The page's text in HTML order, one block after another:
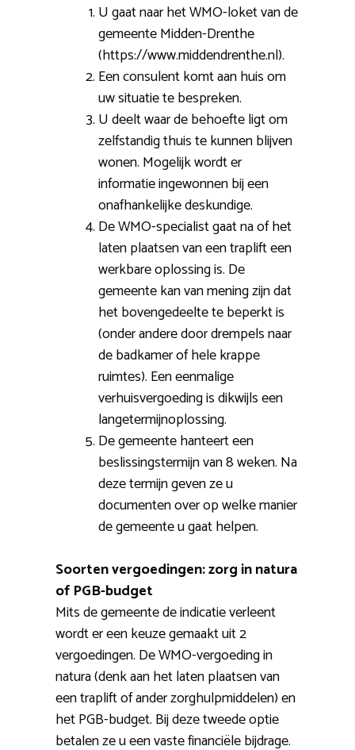
U gaat naar het WMO-loket van de
gemeente Midden-Drenthe
(https://www.middendrenthe.nl).
Een consulent komt aan huis om
uw situatie te bespreken.
U deelt waar de behoefte ligt om
zelfstandig thuis te kunnen blijven
wonen. Mogelijk wordt er
informatie ingewonnen bij een
onafhankelijke deskundige.
De WMO-specialist gaat na of het
laten plaatsen van een traplift een
werkbare oplossing is. De
gemeente kan van mening zijn dat
het bovengedeelte te beperkt is
(onder andere door drempels naar
de badkamer of hele krappe
ruimtes). Een eenmalige
verhuisvergoeding is dikwijls een
langetermijnoplossing.
De gemeente hanteert een
beslissingstermijn van 8 weken. Na
deze termijn geven ze u
documenten over op welke manier
de gemeente u gaat helpen.
Soorten vergoedingen: zorg in natura
of PGB-budget
Mits de gemeente de indicatie verleent
wordt er een keuze gemaakt uit 2
vergoedingen. De WMO-vergoeding in
natura (denk aan het laten plaatsen van
een traplift of ander zorghulpmiddelen) en
het PGB-budget. Bij deze tweede optie
betalen ze u een vaste financiële bijdrage.